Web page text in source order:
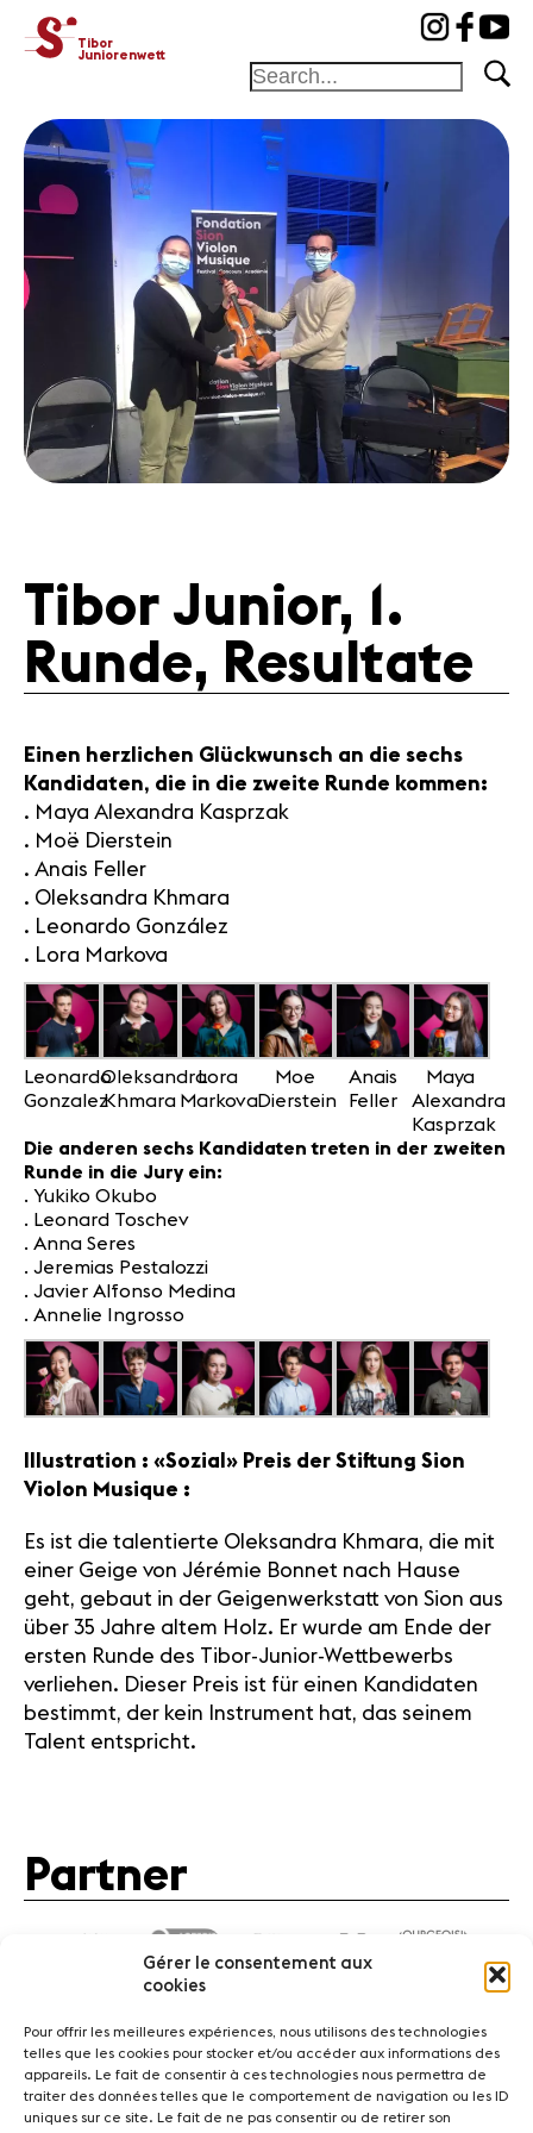
Gérer le consentement aux
cookies
Pour offrir les meilleures expériences, nous utilisons des technologies
telles que les cookies pour stocker et/ou accéder aux informations des
appareils. Le fait de consentir à ces technologies nous permettra de
traiter des données telles que le comportement de navigation ou les ID
uniques sur ce site. Le fait de ne pas consentir ou de retirer son
Tibor
Juniorenwettbewerb
Stiftung
Festival
Akademie
Wettbewerb
Freunde und
Gönner
Home
Jury
Programm
Preisträger
News
Konzerte
Freiwillige
Presse
Jobs
Über uns
Tibor Junior, 1.
Runde, Resultate
Einen herzlichen Glückwunsch an die sechs
Kandidaten, die in die zweite Runde kommen:
. Maya Alexandra Kasprzak
. Moë Dierstein
. Anais Feller
. Oleksandra Khmara
. Leonardo González
. Lora Markova
Leonardo
Gonzalez
Oleksandra
Khmara
Lora
Markova
Moe
Dierstein
Anais
Feller
Maya
Alexandra
Kasprzak
Die anderen sechs Kandidaten treten in der zweiten
Runde in die Jury ein:
. Yukiko Okubo
. Leonard Toschev
. Anna Seres
. Jeremias Pestalozzi
. Javier Alfonso Medina
. Annelie Ingrosso
Illustration : «Sozial» Preis der Stiftung Sion
Violon Musique :
Es ist die talentierte Oleksandra Khmara, die mit
einer Geige von Jérémie Bonnet nach Hause
geht, gebaut in der Geigenwerkstatt von Sion aus
über 35 Jahre altem Holz. Er wurde am Ende der
ersten Runde des Tibor-Junior-Wettbewerbs
verliehen. Dieser Preis ist für einen Kandidaten
bestimmt, der kein Instrument hat, das seinem
Talent entspricht.
Partner
News Konzerte Freiwillige